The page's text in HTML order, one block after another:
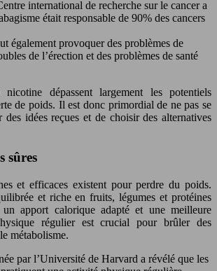
international de recherche sur le cancer a
était responsable de 90% des cancers
également provoquer des problèmes de
de l’érection et des problèmes de santé
dépassent largement les potentiels
de poids. Il est donc primordial de ne pas se
des idées reçues et de choisir des alternatives
sûres
et efficaces existent pour perdre du poids.
et riche en fruits, légumes et protéines
un apport calorique adapté et une meilleure
régulier est crucial pour brûler des
métabolisme.
par l’Université de Harvard a révélé que les